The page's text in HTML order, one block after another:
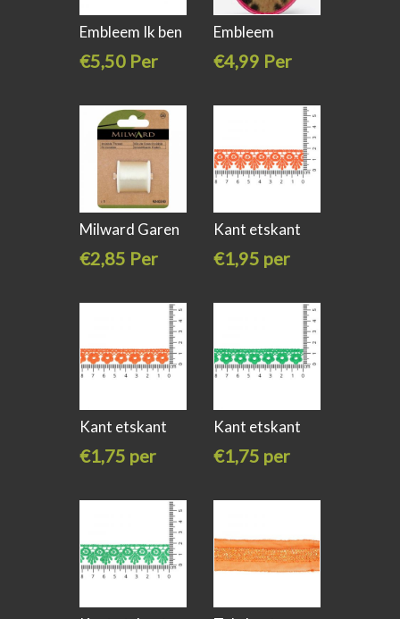
Embleem Ik ben
€5,50 Per
Embleem
panter
€4,99 Per
Milward Garen
€2,85 Per
Kant etskant
€1,95 per
Kant etskant
€1,75 per
Kant etskant
€1,75 per